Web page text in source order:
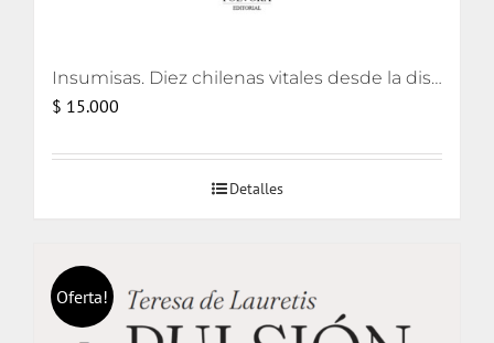
Insumisas. Diez chilenas vitales desde la disidencia
$ 15.000
Detalles
Oferta!